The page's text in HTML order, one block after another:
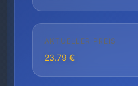
AKTUELLER PREIS
23.79 €